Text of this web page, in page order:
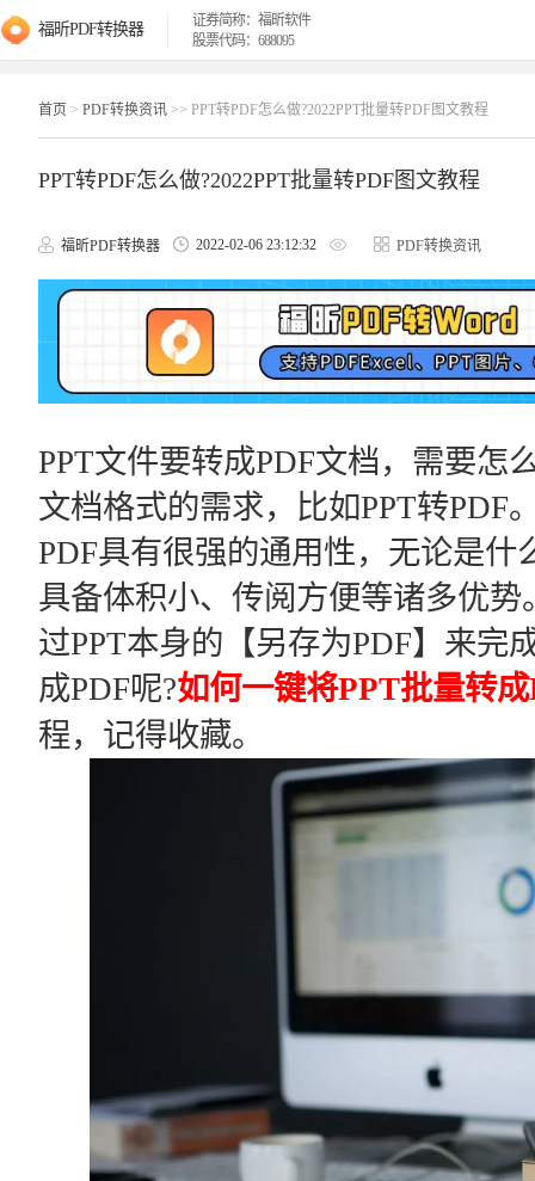
福昕PDF转换器
证券简称：福昕软件
股票代码：688095
首页 > PDF转换资讯 >> PPT转PDF怎么做?2022PPT批量转PDF图文教程
PPT转PDF怎么做?2022PPT批量转PDF图文教程
福昕PDF转换器 2022-02-06 23:12:32 PDF转换资讯
PPT文件要转成PDF文档，需要怎
文档格式的需求，比如PPT转PDF
PDF具有很强的通用性，无论是
具备体积小、传阅方便等诸多优势
过PPT本身的【另存为PDF】来完
成PDF呢?如何一键将PPT批量转
程，记得收藏。